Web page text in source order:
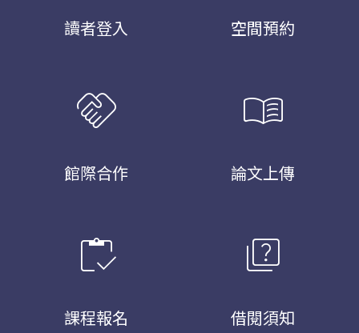
讀者登入 空間預約
handshake
館際合作
menu_book
論文上傳
inventory
課程報名
quiz
借閱須知